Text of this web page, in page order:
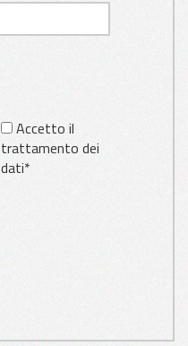
Accetto il
trattamento dei
dati*